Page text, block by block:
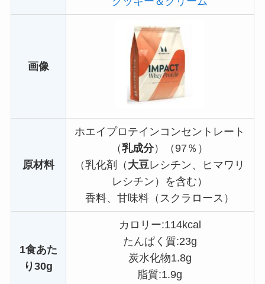
画像
原材料
ホエイプロテインコンセントレート
（乳成分）（97％）
（乳化剤（ 大豆レシチン、ヒマワリ
レシチン）を含む）
香料、甘味料（スクラロース）
1食あた
り30g
カロリー:114kcal
たんぱく質:23g
炭水化物1.8g
脂質:1.9g